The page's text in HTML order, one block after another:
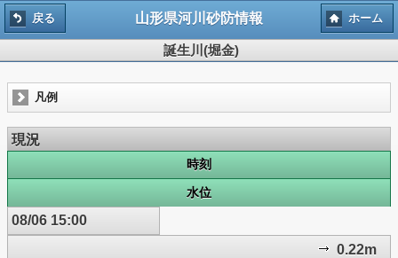
戻る 山形県河川砂防情報 ホーム
誕生川(堀金)
凡例
現況
時刻
水位
08/06 15:00
0.22m